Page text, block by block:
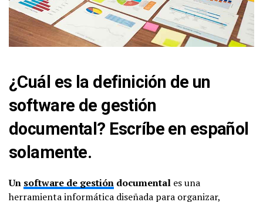
¿Cuál es la definición de un
software de gestión
documental? Escríbe en español
solamente.
Un software de gestión documental es una
herramienta informática diseñada para organizar,